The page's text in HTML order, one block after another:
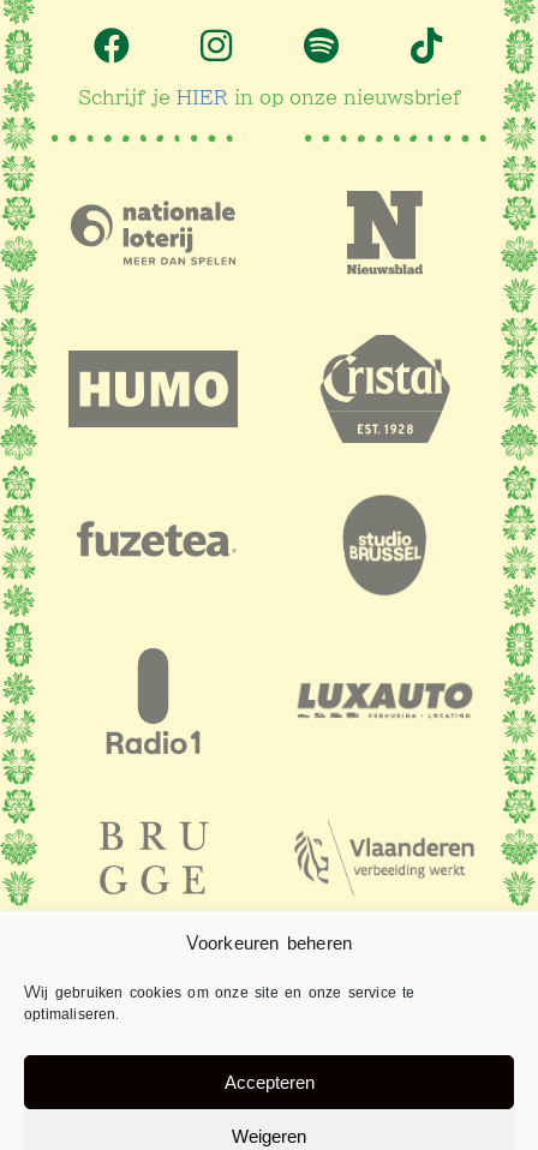
Voorkeuren beheren
Wij gebruiken cookies om onze site en onze service te
optimaliseren.
Accepteren
Weigeren
Schrijf je HIER in op onze nieuwsbrief